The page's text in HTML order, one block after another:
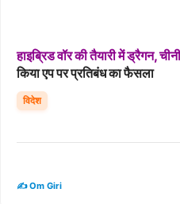
हाइब्रिडवॉरकीतैयारीमेंड्रैगन,चीनी
किया एप पर प्रतिबंध का फैसला
विदेश
✍️ Om Giri